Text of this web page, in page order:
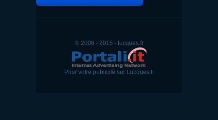
© 2006 - 2015 - lucques.fr
Pour votre publicité sur Lucques.fr